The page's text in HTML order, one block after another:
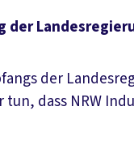
der
tun, dass NRW